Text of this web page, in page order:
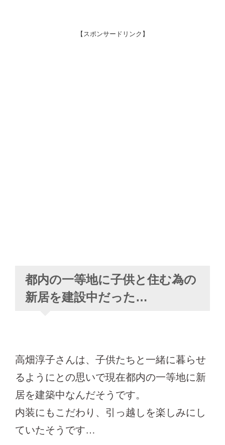
【スポンサードリンク】
都内の一等地に子供と住む為の
新居を建設中だった…
高畑淳子さんは、子供たちと一緒に暮らせ
るようにとの思いで現在都内の一等地に新
居を建築中なんだそうです。
内装にもこだわり、引っ越しを楽しみにし
ていたそうです…